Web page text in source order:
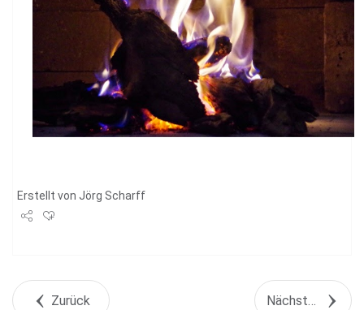
Erstellt von Jörg Scharff
+1Zurück Nächstes Objekt